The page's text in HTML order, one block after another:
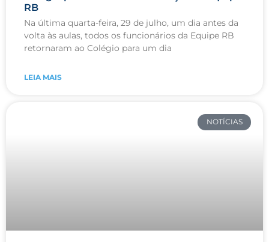
RB
Na última quarta-feira, 29 de julho, um dia antes da
volta às aulas, todos os funcionários da Equipe RB
retornaram ao Colégio para um dia
LEIA MAIS
NOTÍCIAS